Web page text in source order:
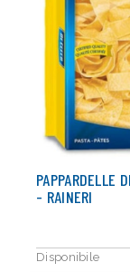
PAPPARDELLE
- RAINERI
Disponibile